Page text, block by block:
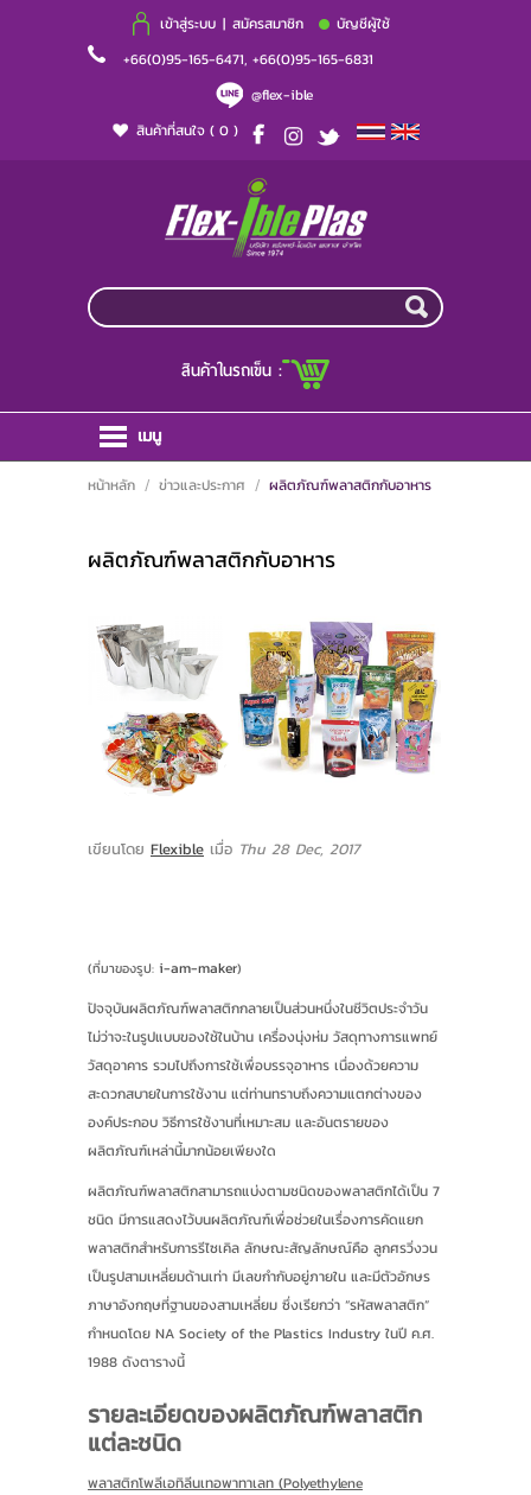
เข้าสู่ระบบ | สมัครสมาชิก
บัญชีผู้ใช้
+66(0)95-165-6471, +66(0)95-165-6831
@flex-ible
สินค้าที่สนใจ ( 0 )
สินค้าในรถเข็น :
เมนู
หน้าหลัก
ติดต่อเรา
ขั้นตอนการสั่งซื้อ
แจ้งชำระเงิน
ข่าวสาร
รางวัลการันตี
หน้าหลัก ข่าวและประกาศ ผลิตภัณฑ์พลาสติกกับอาหาร
ผลิตภัณฑ์พลาสติกกับอาหาร
เขียนโดย Flexible เมื่อ Thu 28 Dec, 2017
(ที่มาของรูป: i-am-maker)
ปัจจุบันผลิตภัณฑ์พลาสติกกลายเป็นส่วนหนึ่งในชีวิตประจำวัน
ไม่ว่าจะในรูปแบบของใช้ในบ้าน เครื่องนุ่งห่ม วัสดุทางการแพทย์
วัสดุอาคาร รวมไปถึงการใช้เพื่อบรรจุอาหาร เนื่องด้วยความ
สะดวกสบายในการใช้งาน แต่ท่านทราบถึงความแตกต่างของ
องค์ประกอบ วิธีการใช้งานที่เหมาะสม และอันตรายของ
ผลิตภัณฑ์เหล่านี้มากน้อยเพียงใด
ผลิตภัณฑ์พลาสติกสามารถแบ่งตามชนิดของพลาสติกได้เป็น 7
ชนิด มีการแสดงไว้บนผลิตภัณฑ์เพื่อช่วยในเรื่องการคัดแยก
พลาสติกสำหรับการรีไซเคิล ลักษณะสัญลักษณ์คือ ลูกศรวิ่งวน
เป็นรูปสามเหลี่ยมด้านเท่า มีเลขกำกับอยู่ภายใน และมีตัวอักษร
ภาษาอังกฤษที่ฐานของสามเหลี่ยม ซึ่งเรียกว่า “รหัสพลาสติก”
กำหนดโดย NA Society of the Plastics Industry ในปี ค.ศ.
1988 ดังตารางนี้
รายละเอียดของผลิตภัณฑ์พลาสติก
แต่ละชนิด
พลาสติกโพลีเอทิลีนเทอพาทาเลท (Polyethylene